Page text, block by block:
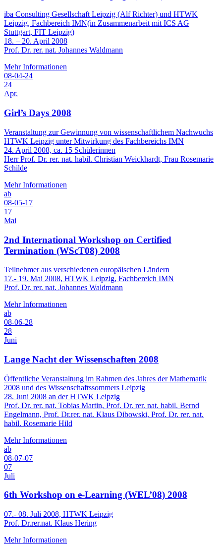
iba Consulting Gesellschaft Leipzig (Alf Richter) und HTWK
Leipzig, Fachbereich IMN(in Zusammenarbeit mit ICS AG
Stuttgart, FIT Leipzig)
18. – 20. April 2008
Prof. Dr. rer. nat. Johannes Waldmann
Mehr Informationen
08-04-24
24
Apr.
Girl’s Days 2008
Veranstaltung zur Gewinnung von wissenschaftlichem Nachwuchs
HTWK Leipzig unter Mitwirkung des Fachbereichs IMN
24. April 2008, ca. 15 Schülerinnen
Herr Prof. Dr. rer. nat. habil. Christian Weickhardt, Frau Rosemarie
Schilde
Mehr Informationen
ab
08-05-17
17
Mai
2nd International Workshop on Certified
Termination (WScT08) 2008
Teilnehmer aus verschiedenen europäischen Ländern
17.- 19. Mai 2008, HTWK Leipzig, Fachbereich IMN
Prof. Dr. rer. nat. Johannes Waldmann
Mehr Informationen
ab
08-06-28
28
Juni
Lange Nacht der Wissenschaften 2008
Öffentliche Veranstaltung im Rahmen des Jahres der Mathematik
2008 und des Wissenschaftssommers Leipzig
28. Juni 2008 an der HTWK Leipzig
Prof. Dr. rer. nat. Tobias Martin, Prof. Dr. rer. nat. habil. Bernd
Engelmann, Prof. Dr.rer. nat. Klaus Dibowski, Prof. Dr. rer. nat.
habil. Rosemarie Hild
Mehr Informationen
ab
08-07-07
07
Juli
6th Workshop on e-Learning (WEL’08) 2008
07.- 08. Juli 2008, HTWK Leipzig
Prof. Dr.rer.nat. Klaus Hering
Mehr Informationen